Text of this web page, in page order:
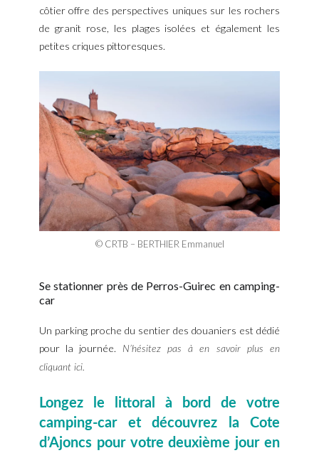
côtier offre des perspectives uniques sur les rochers
de granit rose, les plages isolées et également les
petites criques pittoresques.
© CRTB – BERTHIER Emmanuel
Se stationner près de Perros-Guirec en camping-
car
Un parking proche du sentier des douaniers est dédié
pour la journée.
N’hésitez pas à en savoir plus en
cliquant ici.
Longez le littoral à bord de votre
camping-car et découvrez la Cote
d’Ajoncs pour votre deuxième jour en